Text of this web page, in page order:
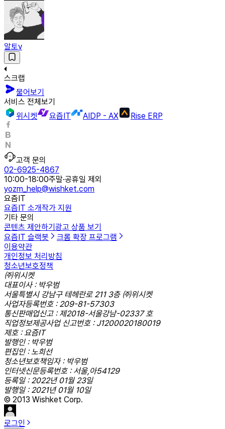
알토v
스크랩
물어보기
서비스 전체보기
위시켓
요즘IT AIDP - AX Rise ERP
고객 문의
02-6925-4867
10:00-18:00주말·공휴일 제외
yozm_help@wishket.com
요즘IT
요즘IT 소개작가 지원
기타 문의
콘텐츠 제안하기 광고 상품 보기
요즘IT 슬랙봇
크롬 확장 프로그램
이용약관
개인정보 처리방침
청소년보호정책
㈜위시켓
대표이사 : 박우범
서울특별시 강남구 테헤란로 211 3층 ㈜위시켓
사업자등록번호 : 209-81-57303
통신판매업신고 : 제2018-서울강남-02337 호
직업정보제공사업 신고번호 : J1200020180019
제호 : 요즘IT
발행인 : 박우범
편집인 : 노희선
청소년보호책임자 : 박우범
인터넷신문등록번호 : 서울,아54129
등록일 : 2022년 01월 23일
발행일 : 2021년 01월 10일
© 2013 Wishket Corp.
로그인